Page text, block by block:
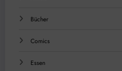
Bücher
Comics
Essen